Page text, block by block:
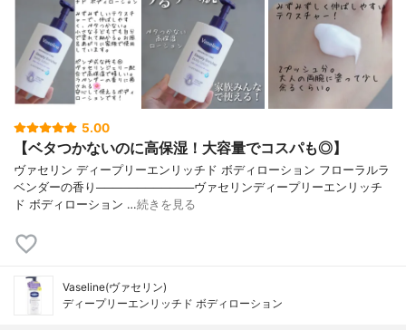
5.00
【ベタつかないのに高保湿！大容量でコスパも◎】
ヴァセリン ディープリーエンリッチド ボディローション フローラルラ
ベンダーの香り────────────ヴァセリンディープリーエンリッチ
ド ボディローション …続きを見る
Vaseline(ヴァセリン)
ディープリーエンリッチド ボディローション